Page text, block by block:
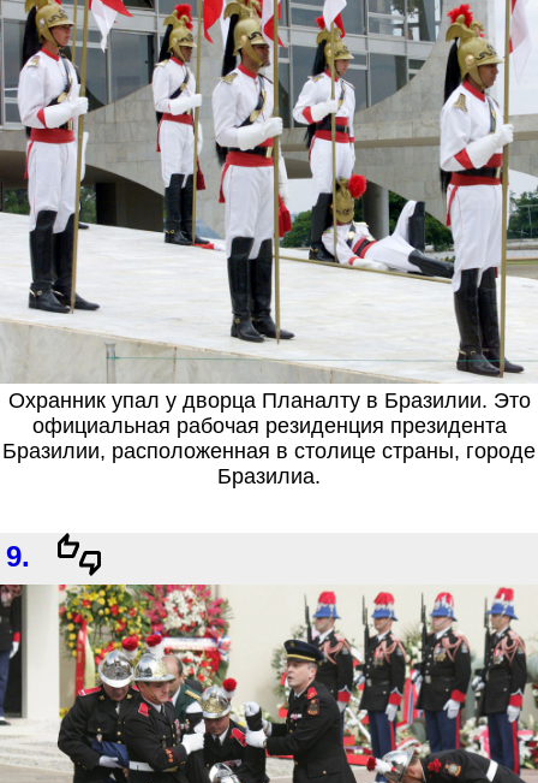
Охранник упал у дворца Планалту в Бразилии. Это
официальная рабочая резиденция президента
Бразилии, расположенная в столице страны, городе
Бразилиа.
9.